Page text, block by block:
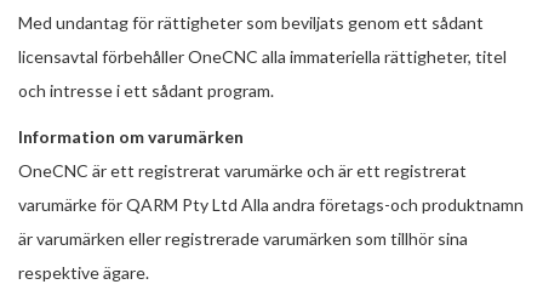
Med undantag för rättigheter som beviljats ​​genom ett sådant
licensavtal förbehåller OneCNC alla immateriella rättigheter, titel
och intresse i ett sådant program.
Information om varumärken
OneCNC är ett registrerat varumärke och är ett registrerat
varumärke för QARM Pty Ltd Alla andra företags-och produktnamn
är varumärken eller registrerade varumärken som tillhör sina
respektive ägare.